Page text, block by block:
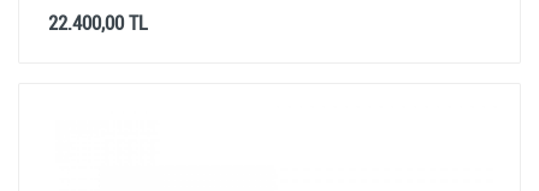
22.400,00 TL